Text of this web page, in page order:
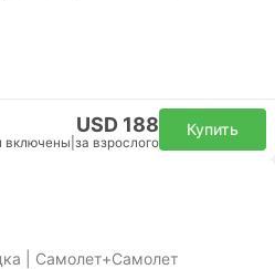
USD 188
включены за взрослого
Купить
| Самолет+Самолет